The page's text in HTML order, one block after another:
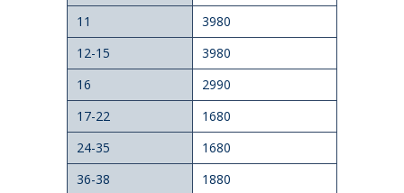
11
3980
12-15
3980
16
2990
17-22
1680
24-35
1680
36-38
1880